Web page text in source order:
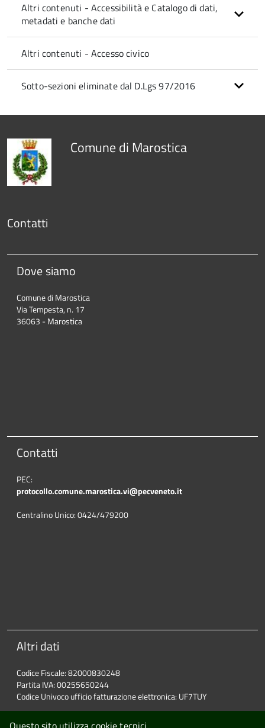
Altri contenuti - Accessibilità e Catalogo di dati,
metadati e banche dati
Altri contenuti - Accesso civico
Sotto-sezioni eliminate dal D.Lgs 97/2016
Comune di Marostica
Contatti
Dove siamo
Comune di Marostica
Via Tempesta, n. 17
36063 - Marostica
Contatti
PEC:
protocollo.comune.marostica.vi@pecveneto.it
Centralino Unico: 0424/479200
Altri dati
Codice Fiscale: 82000830248
Partita IVA: 00255650244
Codice Univoco ufficio fatturazione elettronica: UF7TUY